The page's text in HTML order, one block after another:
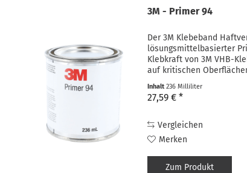
3M - Primer 94
Der 3M Klebeband
lösungsmittelbasierter
Klebkraft von 3M VHB-
auf kritischen
Oberflächen umfassen...
Inhalt236 Milliliter
27,59 € *
Vergleichen
Merken
Zum Produkt